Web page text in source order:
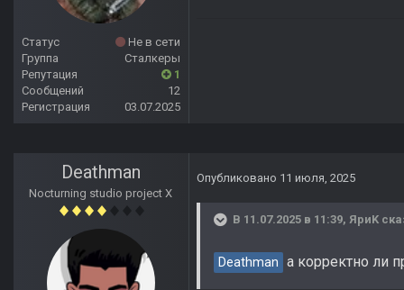
Статус
Не в сети
Группа
Сталкеры
Репутация
1
Сообщений
12
Регистрация
03.07.2025
Deathman
Nocturning studio project X
Опубликовано 11 июля, 2025
В 11.07.2025 в 11:39, ЯриK
Deathman а корректно ли